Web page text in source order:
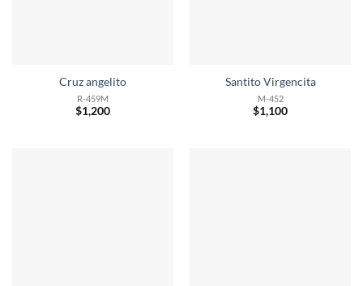
Cruz angelito
R-459M
$1,200
Santito Virgencita
M-452
$1,100